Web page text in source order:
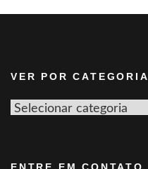
VER POR CATEGORIA
Ver
ENTRE EM CONTATO